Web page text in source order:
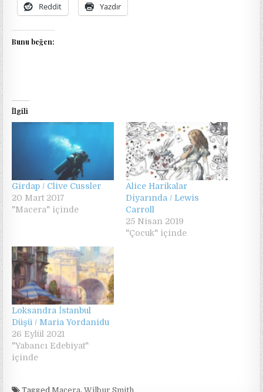
Reddit Yazdır
Bunu beğen:
İlgili
Girdap / Clive Cussler
20 Mart 2017
"Macera" içinde
Alice Harikalar
Diyarında / Lewis
Carroll
25 Nisan 2019
"Çocuk" içinde
Loksandra İstanbul
Düşü / Maria Yordanidu
26 Eylül 2021
"Yabancı Edebiyat"
içinde
TaggedMacera,Wilbur Smith